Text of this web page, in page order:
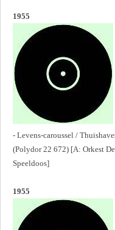
1955
- Levens-caroussel /
(Polydor 22 672) [A: Orkest
Speeldoos]
1955